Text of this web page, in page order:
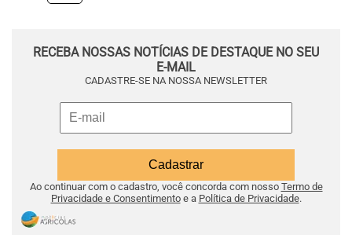
RECEBA NOSSAS NOTÍCIAS DE DESTAQUE NO SEU
E-MAIL
CADASTRE-SE NA NOSSA NEWSLETTER
Ao continuar com o cadastro, você concorda com nosso Termo de
Privacidade e Consentimentoe a Política de Privacidade.